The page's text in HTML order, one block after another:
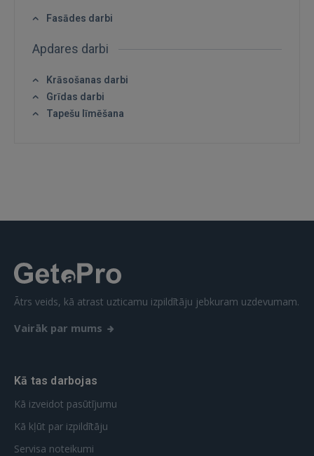
Fasādes darbi
Apdares darbi
Krāsošanas darbi
Grīdas darbi
Tapešu līmēšana
Ātrs veids, kā atrast uzticamu izpildītāju jebkuram uzdevumam.
Vairāk par mums
Kā tas darbojas
Kā izveidot pasūtījumu
Kā kļūt par izpildītāju
Servisa noteikumi